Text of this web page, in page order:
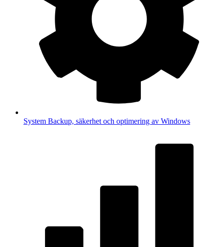
System Backup, säkerhet och optimering av Windows